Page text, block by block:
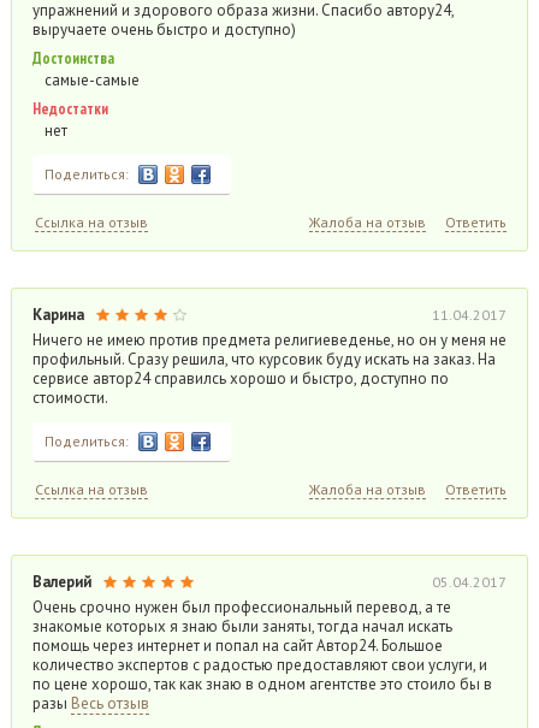
упражнений и здорового образа жизни. Спасибо автору24,
выручаете очень быстро и доступно)
Достоинства
самые-самые
Недостатки
нет
Поделиться:
Ссылка на отзыв Жалоба на отзыв Ответить
Карина 11.04.2017
Ничего не имею против предмета религиеведенье, но он у меня не
профильный. Сразу решила, что курсовик буду искать на заказ. На
сервисе автор24 справилсь хорошо и быстро, доступно по
стоимости.
Поделиться:
Ссылка на отзыв Жалоба на отзыв Ответить
Валерий 05.04.2017
Очень срочно нужен был профессиональный перевод, а те
знакомые которых я знаю были заняты, тогда начал искать
помощь через интернет и попал на сайт Автор24. Большое
количество экспертов с радостью предоставляют свои услуги, и
по цене хорошо, так как знаю в одном агентстве это стоило бы в
разы Весь отзыв